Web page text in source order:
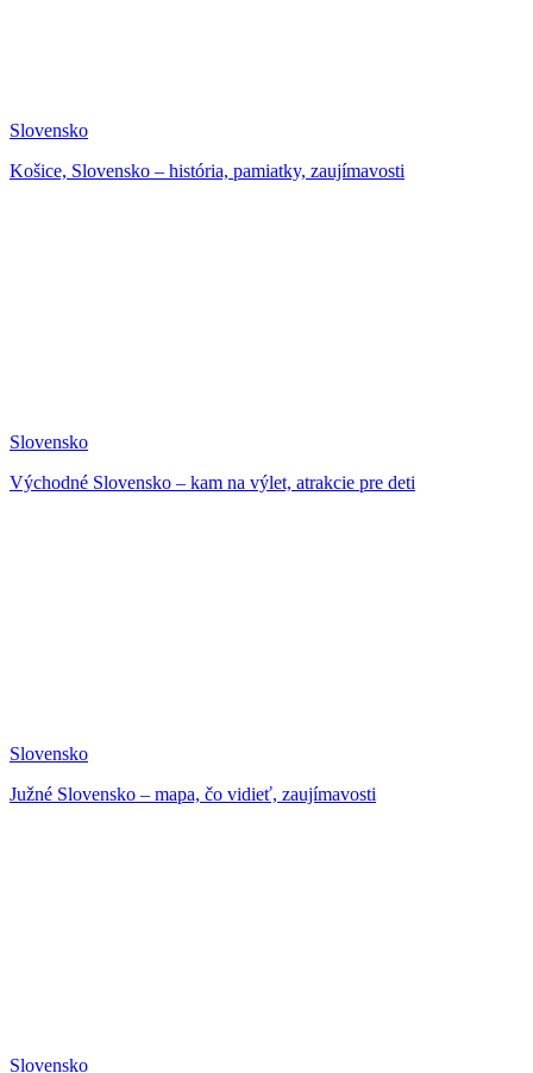
Slovensko
Košice, Slovensko – história, pamiatky, zaujímavosti
Slovensko
Východné Slovensko – kam na výlet, atrakcie pre deti
Slovensko
Južné Slovensko – mapa, čo vidieť, zaujímavosti
Slovensko